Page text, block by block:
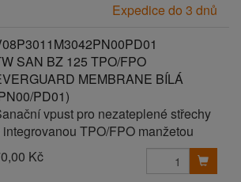
Expedice do 3 dnů
SAN BZ 125 TPO/FPO
MEMBRANE BÍLÁ
PD01)
vpust pro nezateplené střechy
integrovanou TPO/FPO manžetou
Kč